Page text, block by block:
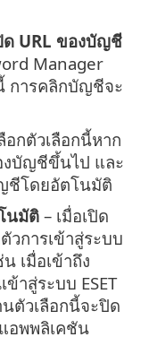
URL ของบัญชี
Manager
การคลิกบัญชีจะ
อกตัวเลือกนี้หาก
บัญชีขึ้นไป และ
ชีโดยอัตโนมัติ
นมัติ – เมื่อเปิด
วการเข้าสู่ระบบ
เมื่อเข้าถึง
าสู่ระบบ ESET
ตัวเลือกนี้จะปิด
อพพลิเคชัน